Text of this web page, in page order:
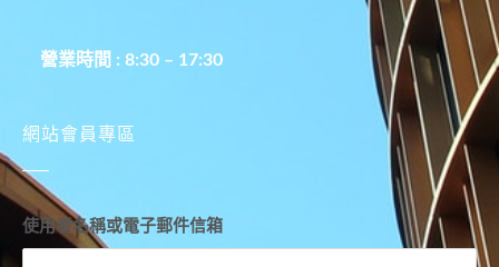
營業時間 : 8:30 – 17:30
網站會員專區
使用者名稱或電子郵件信箱